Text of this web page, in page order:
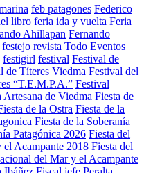
feb patagones Federico
libro feria ida y vuelta Feria
Ahillapan Fernando
festejo revista Todo Eventos
festigirl festival Festival de
de Títeres Viedma Festival del
“T.E.M.P.A.” Festival
Artesana de Viedma Fiesta de
de la Ostra Fiesta de la
Fiesta de la Soberanía
Patagónica 2026 Fiesta del
el Acampante 2018 Fiesta del
del Mar y el Acampante